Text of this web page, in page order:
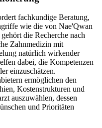
fachkundige Beratung,
wie die von Nae'Qwan
die Recherche nach
Zahnmedizin mit
natürlich wirkender
dabei, die Kompetenzen
einzuschätzen.
ermöglichen den
Kostenstrukturen und
auszuwählen, dessen
und Prioritäten